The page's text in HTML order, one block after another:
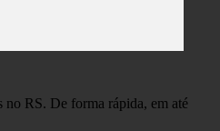
no RS. De forma rápida, em até